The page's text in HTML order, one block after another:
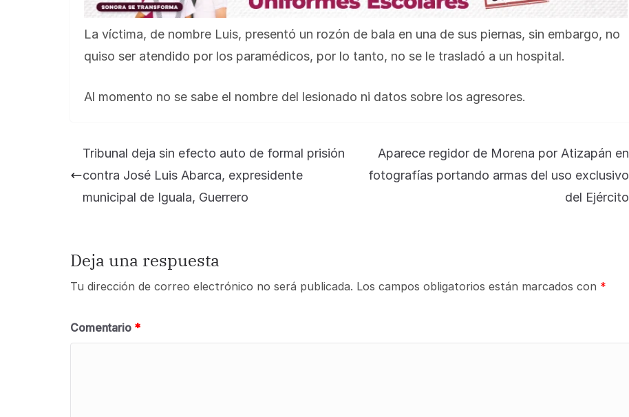
La víctima, de nombre Luis, presentó un rozón de bala en una de sus piernas, sin embargo, no
quiso ser atendido por los paramédicos, por lo tanto, no se le trasladó a un hospital.
Al momento no se sabe el nombre del lesionado ni datos sobre los agresores.
Tribunal deja sin efecto auto de formal prisión
contra José Luis Abarca, expresidente
municipal de Iguala, Guerrero
Aparece regidor de Morena por Atizapán en
fotografías portando armas del uso exclusivo
del Ejército
Deja una respuesta
Tu dirección de correo electrónico no será publicada. Los campos obligatorios están marcados con *
Comentario *